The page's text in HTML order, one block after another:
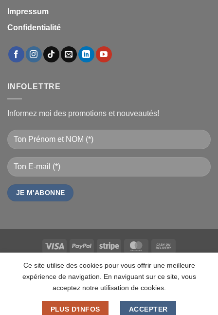
Impressum
Confidentialité
INFOLETTRE
Informez moi des promotions et nouveautés!
Visa PayPal Stripe MasterCard
Delivery
QUI SOMMES NOUS CONTACT FAQ CAREERS
MARQUES
EN PROMO
ANALYTICS
MDN-SUITE-VENDEURS
MON-TSHIRT
IMPRESSION PERSONNALISÉE
FÊTE DES MÈRES 31 MAI 2026 CAMEROUN
Copyright 2026 © MADON DEV
Ce site utilise des cookies pour vous offrir une meilleure
expérience de navigation. En naviguant sur ce site, vous
acceptez notre utilisation de cookies.
PLUS D'INFOS ACCEPTER